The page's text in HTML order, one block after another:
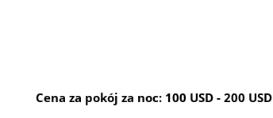
Cena za pokój za noc: 100 USD - 200 USD